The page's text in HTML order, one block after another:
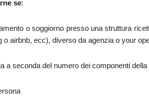
se:
o soggiorno presso una struttura
o airbnb, ecc), diverso da agenzia o your
a seconda del numero dei componenti della